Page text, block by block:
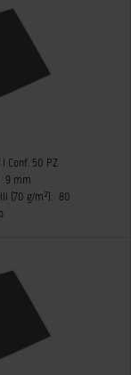
Conf. 50 PZ
9 mm
(70 g/m²): 80